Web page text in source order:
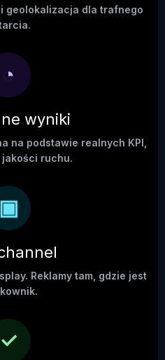
geolokalizacja dla trafnego
◔
wyniki
na podstawie realnych KPI,
ruchu.
▣
Reklamy tam, gdzie jest
✓